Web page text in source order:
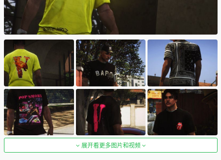
展开看更多图片和视频